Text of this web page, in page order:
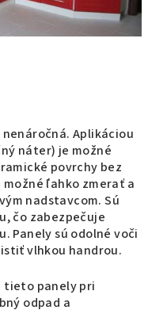
Aplikáciou
náter) je možné
povrchy bez
ľahko zmerať a
nadstavcom. Sú
čo zabezpečuje
Panely sú odolné voči
vlhkou handrou.
tieto panely pri
odpad a